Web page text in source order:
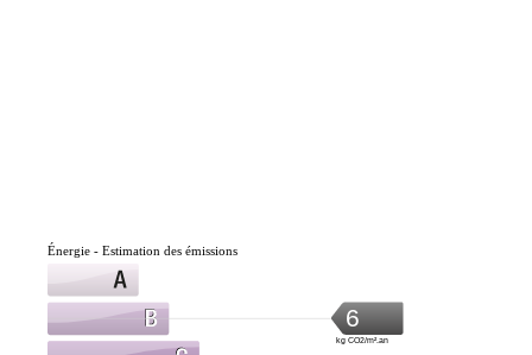
Énergie - Estimation des émissions
6
kg CO2/m².an